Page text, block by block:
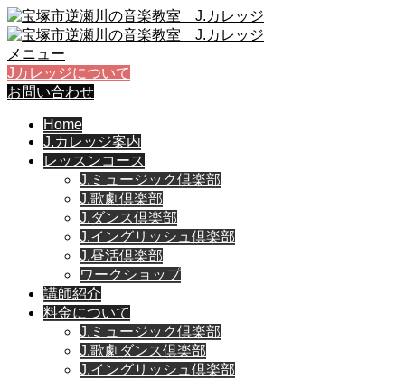
メニュー
Jカレッジについて
お問い合わせ
Home
J.カレッジ案内
レッスンコース
J.ミュージック倶楽部
J.歌劇倶楽部
J.ダンス倶楽部
J.イングリッシュ倶楽部
J.昼活倶楽部
ワークショップ
講師紹介
料金について
J.ミュージック倶楽部
J.歌劇ダンス倶楽部
J.イングリッシュ倶楽部